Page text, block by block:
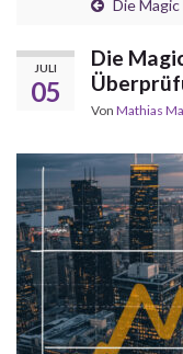
Die
JULI
05
Die
Von Mathias